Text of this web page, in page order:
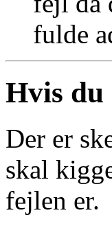
fulde
Hvis
Der er
skal
fejlen er.